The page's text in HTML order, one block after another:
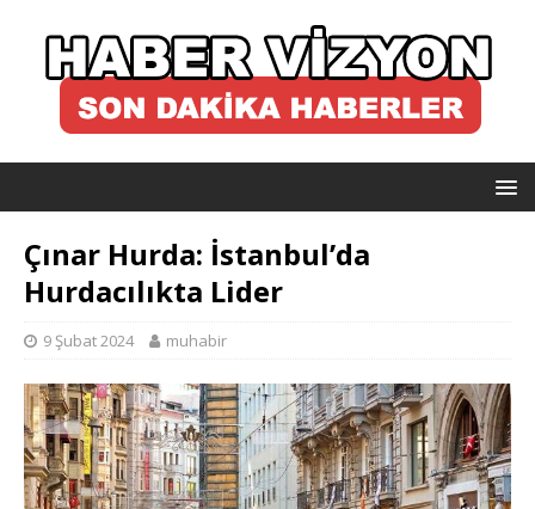
Çınar Hurda: İstanbul’da
Hurdacılıkta Lider
9 Şubat 2024 muhabir